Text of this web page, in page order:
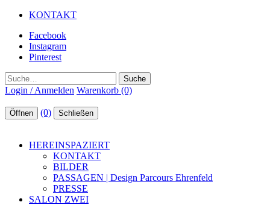
KONTAKT
Facebook
Instagram
Pinterest
Suche
Login / Anmelden Warenkorb (0)
Öffnen (0) Schließen
HEREINSPAZIERT
KONTAKT
BILDER
PASSAGEN | Design Parcours Ehrenfeld
PRESSE
SALON ZWEI